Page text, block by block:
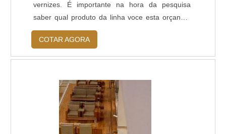
vernizes. É importante na hora da pesquisa
saber qual produto da linha voce esta orçando.
Ele realmente satisfaz a sua necessidade a curto
e a longo prazo? Se você tem pressa para usar
o local o ideal é pesquisar vernizes com
(a secagem/cura é considerada após a ultima
COTAR AGORA